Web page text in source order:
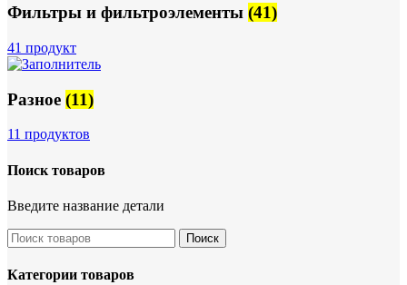
Фильтры и фильтроэлементы (41)
41 продукт
Разное (11)
11 продуктов
Поиск товаров
Введите название детали
Поиск
Категории товаров